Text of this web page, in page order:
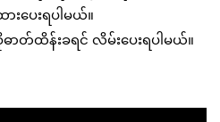
းပေးရပါမယ်။
ဓာတ်ထိန်းခရင် လိမ်းပေးရပါမယ်။